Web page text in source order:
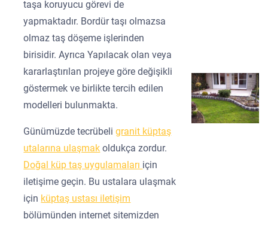
taşa koruyucu görevi de
yapmaktadır. Bordür taşı olmazsa
olmaz taş döşeme işlerinden
birisidir. Ayrıca Yapılacak olan veya
kararlaştırılan projeye göre değişikli
göstermek ve birlikte tercih edilen
modelleri bulunmakta.
Günümüzde tecrübeligranit küptaş
utalarına ulaşmak oldukça zordur.
Doğal küp taş uygulamaları için
iletişime geçin. Bu ustalara ulaşmak
için küptaş ustası iletişim
bölümünden internet sitemizden